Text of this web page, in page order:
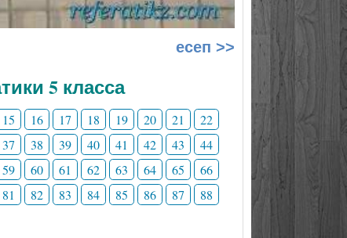
есеп >>
5 класса
15 16 17 18 19 20 21
22
37 38 39 40 41 42 43
44
59 60 61 62 63 64 65
66
81 82 83 84 85 86 87
88